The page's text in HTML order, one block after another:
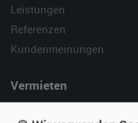
Leistungen
Referenzen
Kundenmeinungen
Vermieten